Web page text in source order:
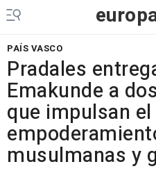
PAÍS VASCO
Pradales
Emakunde a
que impulsan el
musulmanas y